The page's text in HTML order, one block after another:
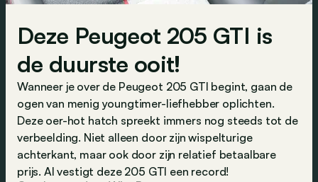
Deze Peugeot 205 GTI is
de duurste ooit!
Wanneer je over de Peugeot 205 GTI begint, gaan de
ogen van menig youngtimer-liefhebber oplichten.
Deze oer-hot hatch spreekt immers nog steeds tot de
verbeelding. Niet alleen door zijn wispelturige
achterkant, maar ook door zijn relatief betaalbare
prijs. Al vestigt deze 205 GTI een record!